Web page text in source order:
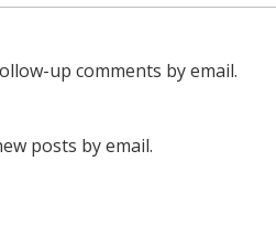
up comments by email.
posts by email.